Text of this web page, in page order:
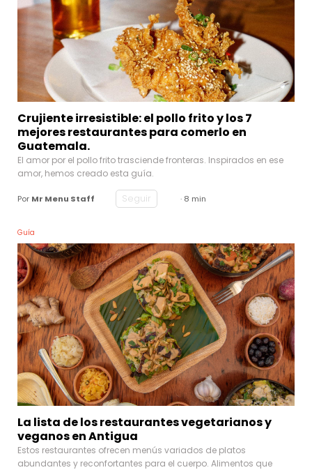
Crujiente irresistible: el pollo frito y los 7
mejores restaurantes para comerlo en
Guatemala.
El amor por el pollo frito trasciende fronteras. Inspirados en ese
amor, hemos creado esta guía.
Por Mr Menu Staff Seguir · 8 min
Guía
La lista de los restaurantes vegetarianos y
veganos en Antigua
Estos restaurantes ofrecen menús variados de platos
abundantes y reconfortantes para el cuerpo. Alimentos que